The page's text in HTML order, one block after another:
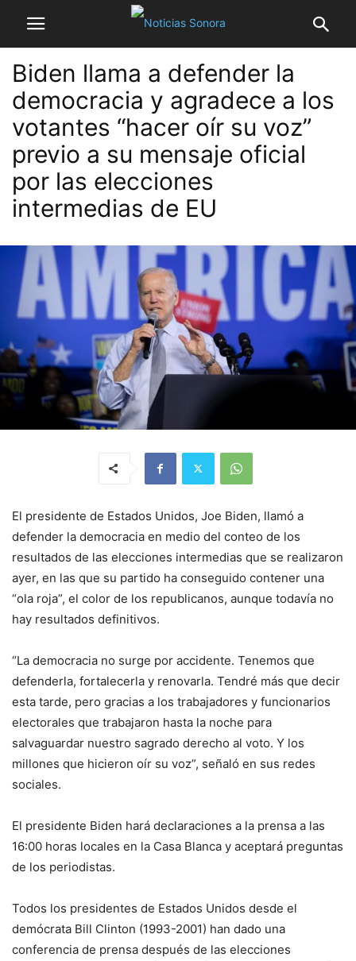
Biden llama a defender la
democracia y agradece a los
votantes “hacer oír su voz”
previo a su mensaje oficial
por las elecciones
intermedias de EU
El presidente de Estados Unidos, Joe Biden, llamó a
defender la democracia en medio del conteo de los
resultados de las elecciones intermedias que se realizaron
ayer, en las que su partido ha conseguido contener una
“ola roja”, el color de los republicanos, aunque todavía no
hay resultados definitivos.
“La democracia no surge por accidente. Tenemos que
defenderla, fortalecerla y renovarla. Tendré más que decir
esta tarde, pero gracias a los trabajadores y funcionarios
electorales que trabajaron hasta la noche para
salvaguardar nuestro sagrado derecho al voto. Y los
millones que hicieron oír su voz”, señaló en sus redes
sociales.
El presidente Biden hará declaraciones a la prensa a las
16:00 horas locales en la Casa Blanca y aceptará preguntas
de los periodistas.
Todos los presidentes de Estados Unidos desde el
demócrata Bill Clinton (1993-2001) han dado una
conferencia de prensa después de las elecciones